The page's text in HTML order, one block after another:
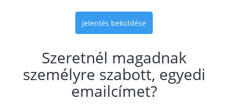
Jelentés beküldése
Szeretnél magadnak
személyre szabott, egyedi
emailcímet?